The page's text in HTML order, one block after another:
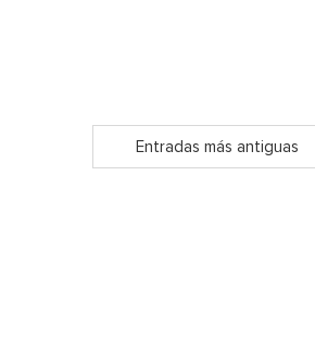
Entradas más antiguas